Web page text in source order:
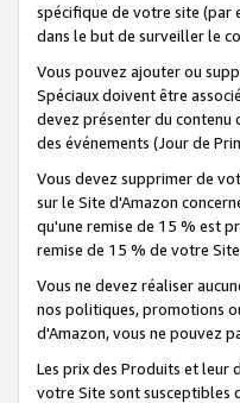
spécifique de votre site (par
dans le but de surveiller le
Vous pouvez ajouter ou
Spéciaux doivent être
devez présenter du contenu
des événements (Jour de
Vous devez supprimer de
sur le Site d'Amazon
qu'une remise de 15 % est
remise de 15 % de votre
Vous ne devez réaliser
nos politiques, promotions
d'Amazon, vous ne pouvez
Les prix des Produits et leur
votre Site sont susceptibles